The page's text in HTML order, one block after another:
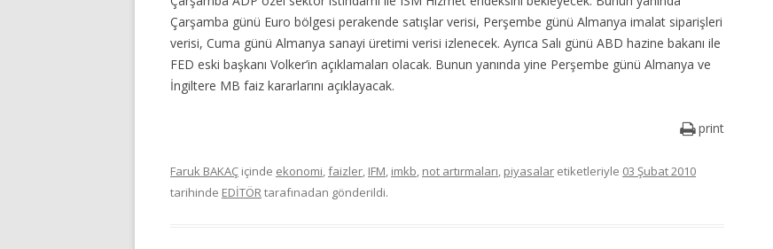
Çarşamba günü Euro bölgesi perakende satışlar verisi, Perşembe günü Almanya imalat siparişleri
verisi, Cuma günü Almanya sanayi üretimi verisi izlenecek. Ayrıca Salı günü ABD hazine bakanı ile
FED eski başkanı Volker’in açıklamaları olacak. Bunun yanında yine Perşembe günü Almanya ve
İngiltere MB faiz kararlarını açıklayacak.
print
Faruk BAKAÇ içinde ekonomi,faizler, IFM, imkb, not artırmaları, piyasalar etiketleriyle 03 Şubat 2010
tarihinde EDİTÖRtarafınadan gönderildi.